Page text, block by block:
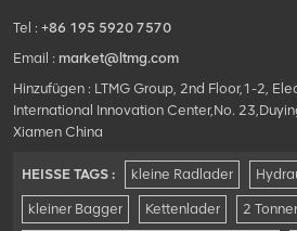
der LT930 hervorragend für
anspruchsvolle Baustellen
eine geräumige, komfortable
Kabine.
Tel : +86 195 5920 7570
Email : market@ltmg.com
Hinzufügen : LTMG Group, 2nd Floor,1-2,
International Innovation Center,No.
Xiamen China
HEISSE TAGS : kleine Radlader
kleiner Bagger Kettenlader 2